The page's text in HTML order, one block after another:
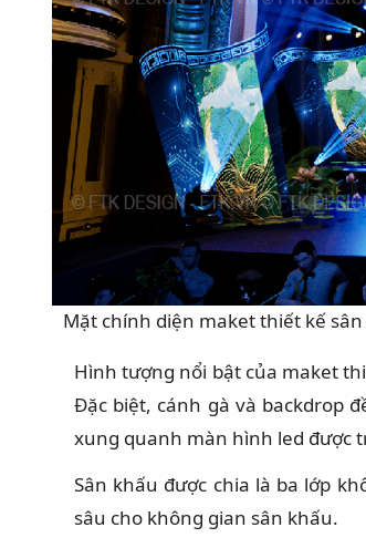
Mặt chính diện maket thiết kế
Hình tượng nổi bật của maket
Đặc biệt, cánh gà và backdrop
xung quanh màn hình led được
Sân khấu được chia là ba lớp
sâu cho không gian sân khấu.